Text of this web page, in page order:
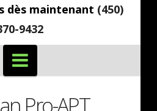
dès maintenant (450)
9432
Navigation